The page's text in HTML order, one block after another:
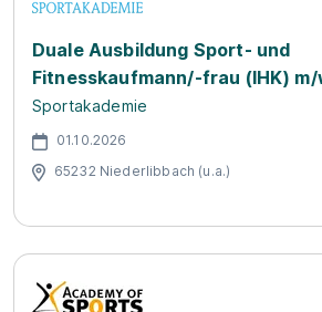
Duale Ausbildung Sport- und
Fitnesskaufmann/-frau (IHK)
Sportakademie
01.10.2026
65232 Niederlibbach (u.a.)